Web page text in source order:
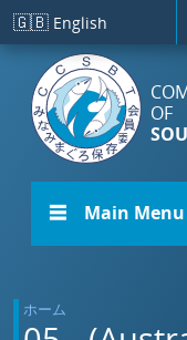
メインコンテンツに移
🇬🇧 English
OF
☰ Main Menu
ホーム